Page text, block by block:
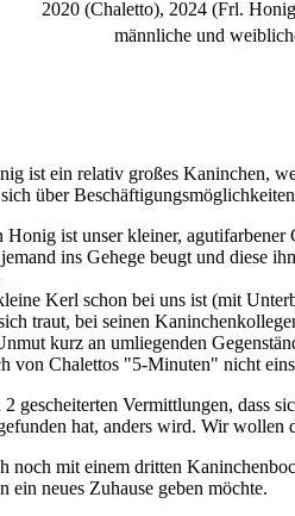
2020 (Chaletto), 2024 (Frl.
männliche und
ist ein relativ großes Kaninchen,
über
ist unser kleiner,
ins Gehege beugt und diese
Kerl schon bei uns ist (mit
traut, bei seinen
kurz an umliegenden
von Chalettos "5-Minuten" nicht
gescheiterten Vermittlungen, dass
hat, anders wird. Wir wollen
noch mit einem dritten
ein neues Zuhause geben möchte.